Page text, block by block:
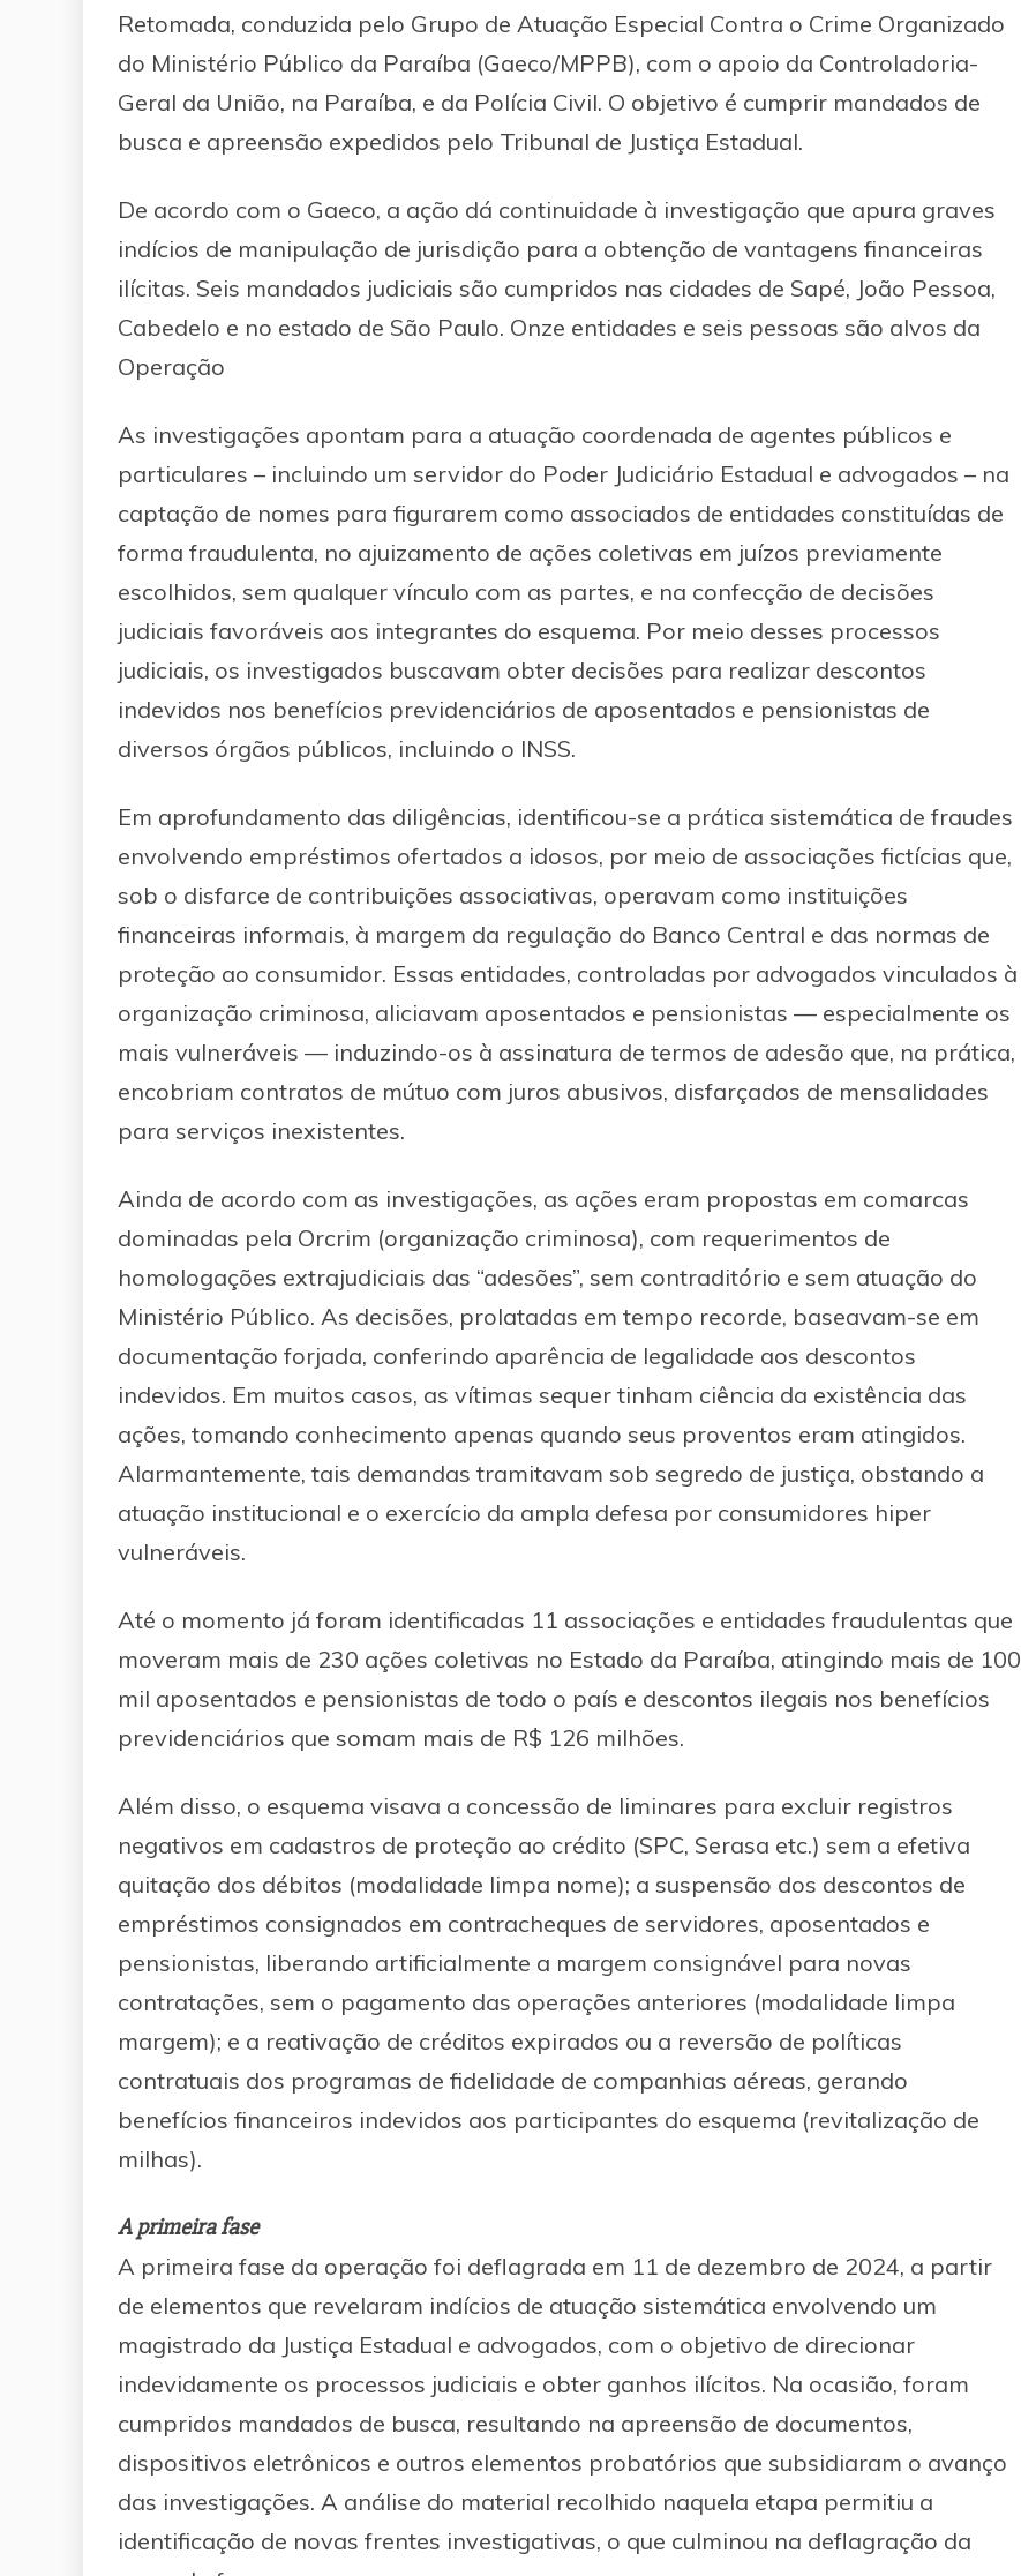
Retomada, conduzida pelo Grupo de Atuação Especial Contra o Crime Organizado
do Ministério Público da Paraíba (Gaeco/MPPB), com o apoio da Controladoria-
Geral da União, na Paraíba, e da Polícia Civil. O objetivo é cumprir mandados de
busca e apreensão expedidos pelo Tribunal de Justiça Estadual.
De acordo com o Gaeco, a ação dá continuidade à investigação que apura graves
indícios de manipulação de jurisdição para a obtenção de vantagens financeiras
ilícitas. Seis mandados judiciais são cumpridos nas cidades de Sapé, João Pessoa,
Cabedelo e no estado de São Paulo. Onze entidades e seis pessoas são alvos da
Operação
As investigações apontam para a atuação coordenada de agentes públicos e
particulares – incluindo um servidor do Poder Judiciário Estadual e advogados – na
captação de nomes para figurarem como associados de entidades constituídas de
forma fraudulenta, no ajuizamento de ações coletivas em juízos previamente
escolhidos, sem qualquer vínculo com as partes, e na confecção de decisões
judiciais favoráveis aos integrantes do esquema. Por meio desses processos
judiciais, os investigados buscavam obter decisões para realizar descontos
indevidos nos benefícios previdenciários de aposentados e pensionistas de
diversos órgãos públicos, incluindo o INSS.
Em aprofundamento das diligências, identificou-se a prática sistemática de fraudes
envolvendo empréstimos ofertados a idosos, por meio de associações fictícias que,
sob o disfarce de contribuições associativas, operavam como instituições
financeiras informais, à margem da regulação do Banco Central e das normas de
proteção ao consumidor. Essas entidades, controladas por advogados vinculados à
organização criminosa, aliciavam aposentados e pensionistas — especialmente os
mais vulneráveis — induzindo-os à assinatura de termos de adesão que, na prática,
encobriam contratos de mútuo com juros abusivos, disfarçados de mensalidades
para serviços inexistentes.
Ainda de acordo com as investigações, as ações eram propostas em comarcas
dominadas pela Orcrim (organização criminosa), com requerimentos de
homologações extrajudiciais das “adesões”, sem contraditório e sem atuação do
Ministério Público. As decisões, prolatadas em tempo recorde, baseavam-se em
documentação forjada, conferindo aparência de legalidade aos descontos
indevidos. Em muitos casos, as vítimas sequer tinham ciência da existência das
ações, tomando conhecimento apenas quando seus proventos eram atingidos.
Alarmantemente, tais demandas tramitavam sob segredo de justiça, obstando a
atuação institucional e o exercício da ampla defesa por consumidores hiper
vulneráveis.
Até o momento já foram identificadas 11 associações e entidades fraudulentas que
moveram mais de 230 ações coletivas no Estado da Paraíba, atingindo mais de 100
mil aposentados e pensionistas de todo o país e descontos ilegais nos benefícios
previdenciários que somam mais de R$ 126 milhões.
Além disso, o esquema visava a concessão de liminares para excluir registros
negativos em cadastros de proteção ao crédito (SPC, Serasa etc.) sem a efetiva
quitação dos débitos (modalidade limpa nome); a suspensão dos descontos de
empréstimos consignados em contracheques de servidores, aposentados e
pensionistas, liberando artificialmente a margem consignável para novas
contratações, sem o pagamento das operações anteriores (modalidade limpa
margem); e a reativação de créditos expirados ou a reversão de políticas
contratuais dos programas de fidelidade de companhias aéreas, gerando
benefícios financeiros indevidos aos participantes do esquema (revitalização de
milhas).
A primeira fase
A primeira fase da operação foi deflagrada em 11 de dezembro de 2024, a partir
de elementos que revelaram indícios de atuação sistemática envolvendo um
magistrado da Justiça Estadual e advogados, com o objetivo de direcionar
indevidamente os processos judiciais e obter ganhos ilícitos. Na ocasião, foram
cumpridos mandados de busca, resultando na apreensão de documentos,
dispositivos eletrônicos e outros elementos probatórios que subsidiaram o avanço
das investigações. A análise do material recolhido naquela etapa permitiu a
identificação de novas frentes investigativas, o que culminou na deflagração da